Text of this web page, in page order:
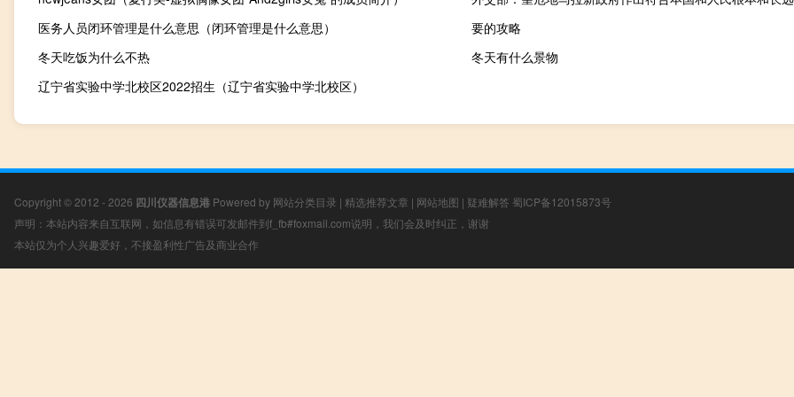
医务人员闭环管理是什么意思（闭环管理是什么意思）
要的攻略
冬天吃饭为什么不热
冬天有什么景物
辽宁省实验中学北校区2022招生（辽宁省实验中学北校区）
Copyright © 2012 - 2026 四川仪器信息港 Powered by 网站分类目录 | 精选推荐文章 | 网站地图 | 疑难解答 蜀ICP备12015873号
声明：本站内容来自互联网，如信息有错误可发邮件到f_fb#foxmail.com说明，我们会及时纠正，谢谢
本站仅为个人兴趣爱好，不接盈利性广告及商业合作